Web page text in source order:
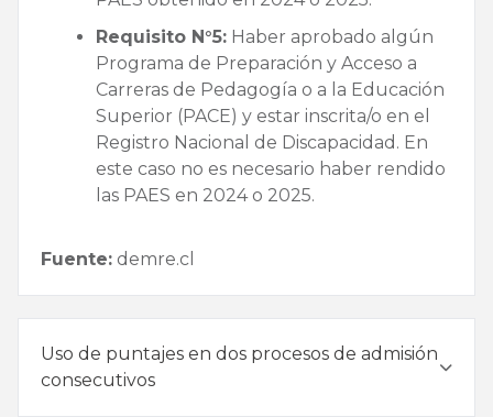
Requisito N°5: Haber aprobado algún
Programa de Preparación y Acceso a
Carreras de Pedagogía o a la Educación
Superior (PACE) y estar inscrita/o en el
Registro Nacional de Discapacidad. En
este caso no es necesario haber rendido
las PAES en 2024 o 2025.
Fuente: demre.cl
Uso de puntajes en dos procesos de admisión
consecutivos